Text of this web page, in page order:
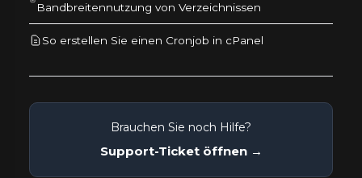
Bandbreitennutzung von Verzeichnissen
So erstellen Sie einen Cronjob in cPanel
Brauchen Sie noch Hilfe?
Support-Ticket öffnen →